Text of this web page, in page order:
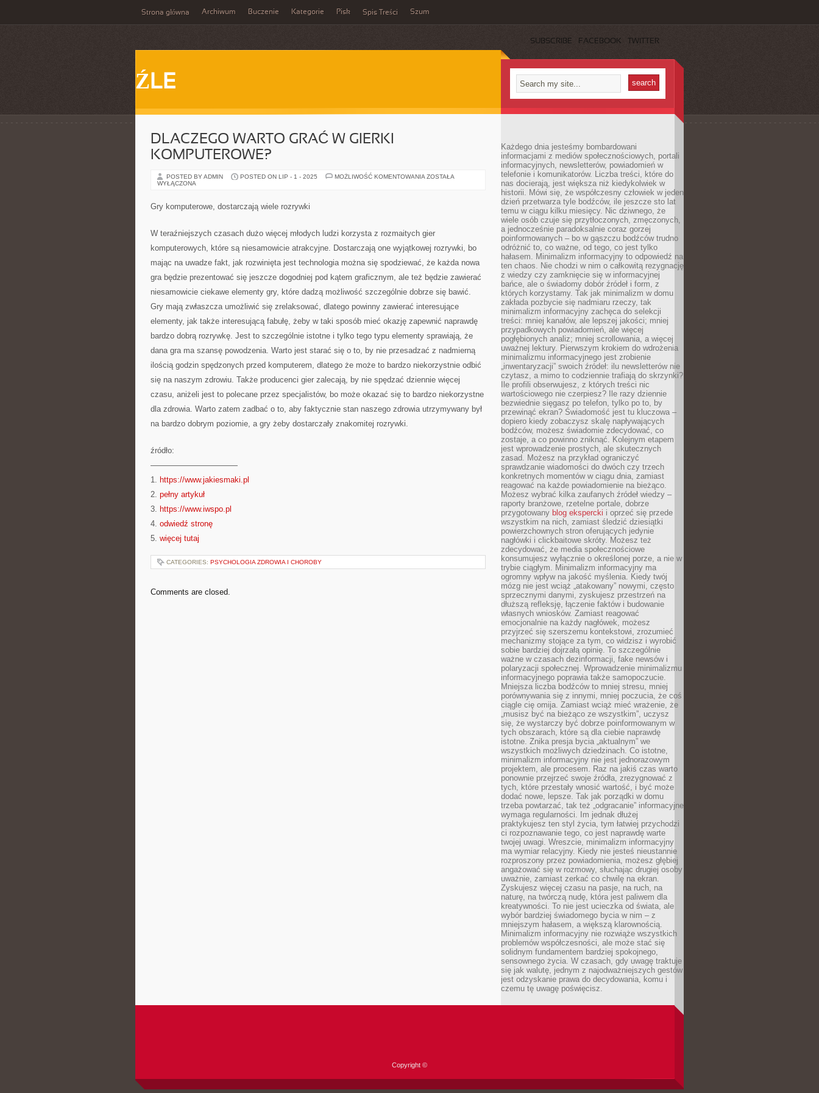
Strona główna Archiwum Buczenie Kategorie Pisk Spis Treści Szum
SUBSCRIBE FACEBOOK TWITTER
ŹLE
DLACZEGO WARTO GRAĆ W GIERKI
KOMPUTEROWE?
POSTED BY ADMIN POSTED ON LIP - 1 - 2025 MOŻLIWOŚĆ KOMENTOWANIA DLACZEGO
ZOSTAŁA
WYŁĄCZONA
Gry komputerowe, dostarczają wiele rozrywki
W teraźniejszych czasach dużo więcej młodych ludzi korzysta z rozmaitych gier
komputerowych, które są niesamowicie atrakcyjne. Dostarczają one wyjątkowej rozrywki, bo
mając na uwadze fakt, jak rozwinięta jest technologia można się spodziewać, że każda nowa
gra będzie prezentować się jeszcze dogodniej pod kątem graficznym, ale też będzie zawierać
niesamowicie ciekawe elementy gry, które dadzą możliwość szczególnie dobrze się bawić.
Gry mają zwłaszcza umożliwić się zrelaksować, dlatego powinny zawierać interesujące
elementy, jak także interesującą fabułę, żeby w taki sposób mieć okazję zapewnić naprawdę
bardzo dobrą rozrywkę. Jest to szczególnie istotne i tylko tego typu elementy sprawiają, że
dana gra ma szansę powodzenia. Warto jest starać się o to, by nie przesadzać z nadmierną
ilością godzin spędzonych przed komputerem, dlatego że może to bardzo niekorzystnie odbić
się na naszym zdrowiu. Także producenci gier zalecają, by nie spędzać dziennie więcej
czasu, aniżeli jest to polecane przez specjalistów, bo może okazać się to bardzo niekorzystne
dla zdrowia. Warto zatem zadbać o to, aby faktycznie stan naszego zdrowia utrzymywany był
na bardzo dobrym poziomie, a gry żeby dostarczały znakomitej rozrywki.
źródło:
———————————
1. https://www.jakiesmaki.pl
2. pełny artykuł
3. https://www.iwspo.pl
4. odwiedź stronę
5. więcej tutaj
CATEGORIES: PSYCHOLOGIA ZDROWIA I CHOROBY
Comments are closed.
Każdego dnia jesteśmy bombardowani
informacjami z mediów społecznościowych, portali
informacyjnych, newsletterów, powiadomień w
telefonie i komunikatorów. Liczba treści, które do
nas docierają, jest większa niż kiedykolwiek w
historii. Mówi się, że współczesny człowiek w jeden
dzień przetwarza tyle bodźców, ile jeszcze sto lat
temu w ciągu kilku miesięcy. Nic dziwnego, że
wiele osób czuje się przytłoczonych, zmęczonych,
a jednocześnie paradoksalnie coraz gorzej
poinformowanych – bo w gąszczu bodźców trudno
odróżnić to, co ważne, od tego, co jest tylko
hałasem. Minimalizm informacyjny to odpowiedź na
ten chaos. Nie chodzi w nim o całkowitą rezygnację
z wiedzy czy zamknięcie się w informacyjnej
bańce, ale o świadomy dobór źródeł i form, z
których korzystamy. Tak jak minimalizm w domu
zakłada pozbycie się nadmiaru rzeczy, tak
minimalizm informacyjny zachęca do selekcji
treści: mniej kanałów, ale lepszej jakości; mniej
przypadkowych powiadomień, ale więcej
pogłębionych analiz; mniej scrollowania, a więcej
uważnej lektury. Pierwszym krokiem do wdrożenia
minimalizmu informacyjnego jest zrobienie
„inwentaryzacji” swoich źródeł: ilu newsletterów nie
czytasz, a mimo to codziennie trafiają do skrzynki?
Ile profili obserwujesz, z których treści nic
wartościowego nie czerpiesz? Ile razy dziennie
bezwiednie sięgasz po telefon, tylko po to, by
przewinąć ekran? Świadomość jest tu kluczowa –
dopiero kiedy zobaczysz skalę napływających
bodźców, możesz świadomie zdecydować, co
zostaje, a co powinno zniknąć. Kolejnym etapem
jest wprowadzenie prostych, ale skutecznych
zasad. Możesz na przykład ograniczyć
sprawdzanie wiadomości do dwóch czy trzech
konkretnych momentów w ciągu dnia, zamiast
reagować na każde powiadomienie na bieżąco.
Możesz wybrać kilka zaufanych źródeł wiedzy –
raporty branżowe, rzetelne portale, dobrze
przygotowany blog ekspercki i oprzeć się przede
wszystkim na nich, zamiast śledzić dziesiątki
powierzchownych stron oferujących jedynie
nagłówki i clickbaitowe skróty. Możesz też
zdecydować, że media społecznościowe
konsumujesz wyłącznie o określonej porze, a nie w
trybie ciągłym. Minimalizm informacyjny ma
ogromny wpływ na jakość myślenia. Kiedy twój
mózg nie jest wciąż „atakowany” nowymi, często
sprzecznymi danymi, zyskujesz przestrzeń na
dłuższą refleksję, łączenie faktów i budowanie
własnych wniosków. Zamiast reagować
emocjonalnie na każdy nagłówek, możesz
przyjrzeć się szerszemu kontekstowi, zrozumieć
mechanizmy stojące za tym, co widzisz i wyrobić
sobie bardziej dojrzałą opinię. To szczególnie
ważne w czasach dezinformacji, fake newsów i
polaryzacji społecznej. Wprowadzenie minimalizmu
informacyjnego poprawia także samopoczucie.
Mniejsza liczba bodźców to mniej stresu, mniej
porównywania się z innymi, mniej poczucia, że coś
ciągle cię omija. Zamiast wciąż mieć wrażenie, że
„musisz być na bieżąco ze wszystkim”, uczysz
się, że wystarczy być dobrze poinformowanym w
tych obszarach, które są dla ciebie naprawdę
istotne. Znika presja bycia „aktualnym” we
wszystkich możliwych dziedzinach. Co istotne,
minimalizm informacyjny nie jest jednorazowym
projektem, ale procesem. Raz na jakiś czas warto
ponownie przejrzeć swoje źródła, zrezygnować z
tych, które przestały wnosić wartość, i być może
dodać nowe, lepsze. Tak jak porządki w domu
trzeba powtarzać, tak też „odgracanie” informacyjne
wymaga regularności. Im jednak dłużej
praktykujesz ten styl życia, tym łatwiej przychodzi
ci rozpoznawanie tego, co jest naprawdę warte
twojej uwagi. Wreszcie, minimalizm informacyjny
ma wymiar relacyjny. Kiedy nie jesteś nieustannie
rozproszony przez powiadomienia, możesz głębiej
angażować się w rozmowy, słuchając drugiej osoby
uważnie, zamiast zerkać co chwilę na ekran.
Zyskujesz więcej czasu na pasje, na ruch, na
naturę, na twórczą nudę, która jest paliwem dla
kreatywności. To nie jest ucieczka od świata, ale
wybór bardziej świadomego bycia w nim – z
mniejszym hałasem, a większą klarownością.
Minimalizm informacyjny nie rozwiąże wszystkich
problemów współczesności, ale może stać się
solidnym fundamentem bardziej spokojnego,
sensownego życia. W czasach, gdy uwagę traktuje
się jak walutę, jednym z najodważniejszych gestów
jest odzyskanie prawa do decydowania, komu i
czemu tę uwagę poświęcisz.
Copyright ©